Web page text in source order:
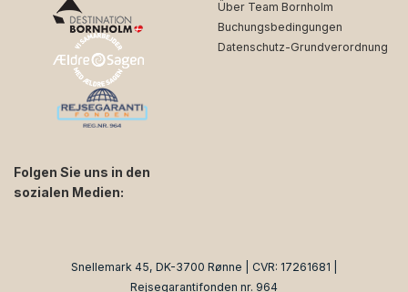
Folgen Sie uns in den
sozialen Medien:
Über Team Bornholm
Buchungsbedingungen
Datenschutz-Grundverordnung
Snellemark 45, DK-3700 Rønne | CVR: 17261681 |
Rejsegarantifonden nr. 964